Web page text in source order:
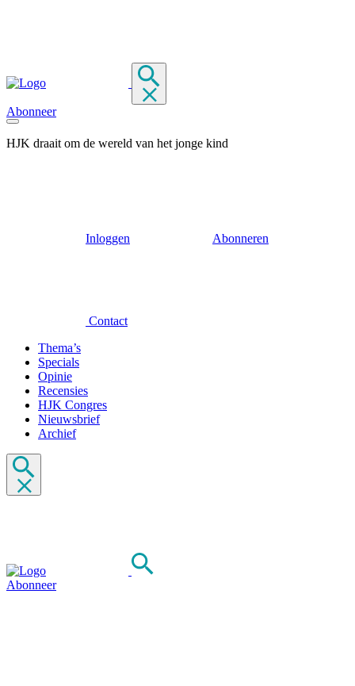
Abonneer
HJK draait om de wereld van het jonge kind
Inloggen Abonneren
Contact
Thema’s
Specials
Opinie
Recensies
HJK Congres
Nieuwsbrief
Archief
Abonneer